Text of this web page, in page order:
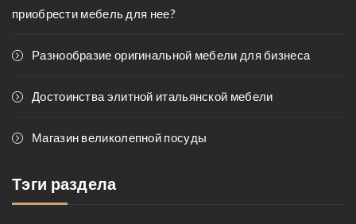
приобрести мебель для нее?
Разнообразие оригинальной мебели для бизнеса
Достоинства элитной итальянской мебели
Магазин великолепной посуды
Тэги раздела